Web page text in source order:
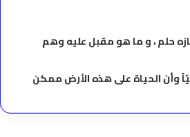
حلم ، و ما هو مقبل عليه وهم
وأن الحياة على هذه الأرض ممكن